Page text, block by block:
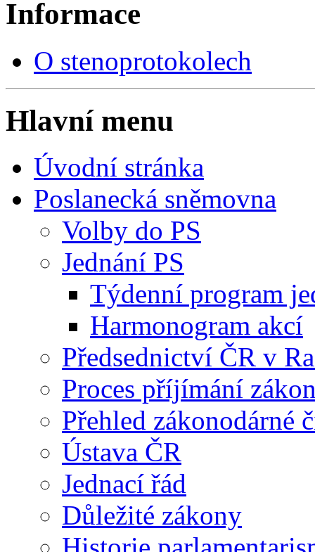
Informace
O stenoprotokolech
Hlavní menu
Úvodní stránka
Poslanecká sněmovna
Volby do PS
Jednání PS
Týdenní program
Harmonogram akcí
Předsednictví ČR v
Proces příjímání
Přehled zákonodárné
Ústava ČR
Jednací řád
Důležité zákony